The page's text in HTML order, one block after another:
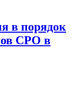
в порядок
СРО в